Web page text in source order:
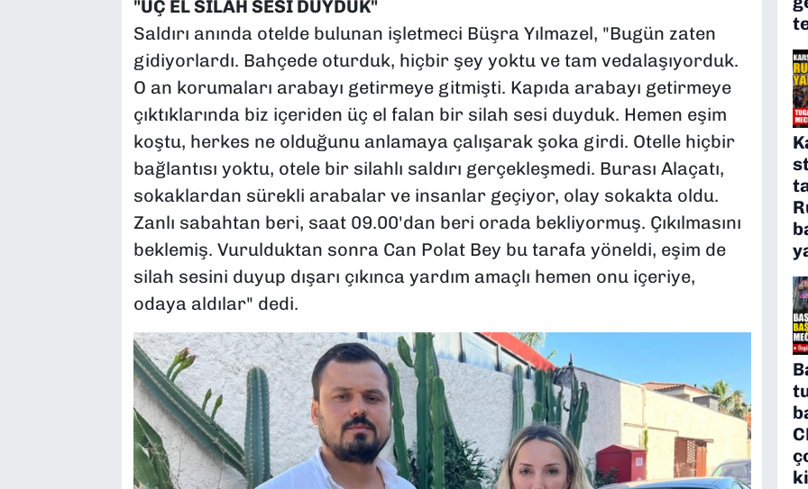
"ÜÇ EL SİLAH SESİ DUYDUK"
Saldırı anında otelde bulunan işletmeci Büşra Yılmazel, "Bugün zaten
gidiyorlardı. Bahçede oturduk, hiçbir şey yoktu ve tam vedalaşıyorduk.
O an korumaları arabayı getirmeye gitmişti. Kapıda arabayı getirmeye
çıktıklarında biz içeriden üç el falan bir silah sesi duyduk. Hemen eşim
koştu, herkes ne olduğunu anlamaya çalışarak şoka girdi. Otelle hiçbir
bağlantısı yoktu, otele bir silahlı saldırı gerçekleşmedi. Burası Alaçatı,
sokaklardan sürekli arabalar ve insanlar geçiyor, olay sokakta oldu.
Zanlı sabahtan beri, saat 09.00'dan beri orada bekliyormuş. Çıkılmasını
beklemiş. Vurulduktan sonra Can Polat Bey bu tarafa yöneldi, eşim de
silah sesini duyup dışarı çıkınca yardım amaçlı hemen onu içeriye,
odaya aldılar" dedi.